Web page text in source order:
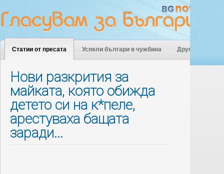
Статии от пресата Успели българи в чужбина Други
Нови разкрития за
майката, която обижда
детето си на к*пеле,
арестуваха бащата
заради...